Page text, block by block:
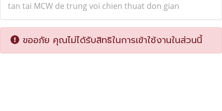
tan tai MCW de trung voi chien thuat don gian
ขออภัย คุณไม่ได้รับสิทธิในการเข้าใช้งานในส่วนนี้